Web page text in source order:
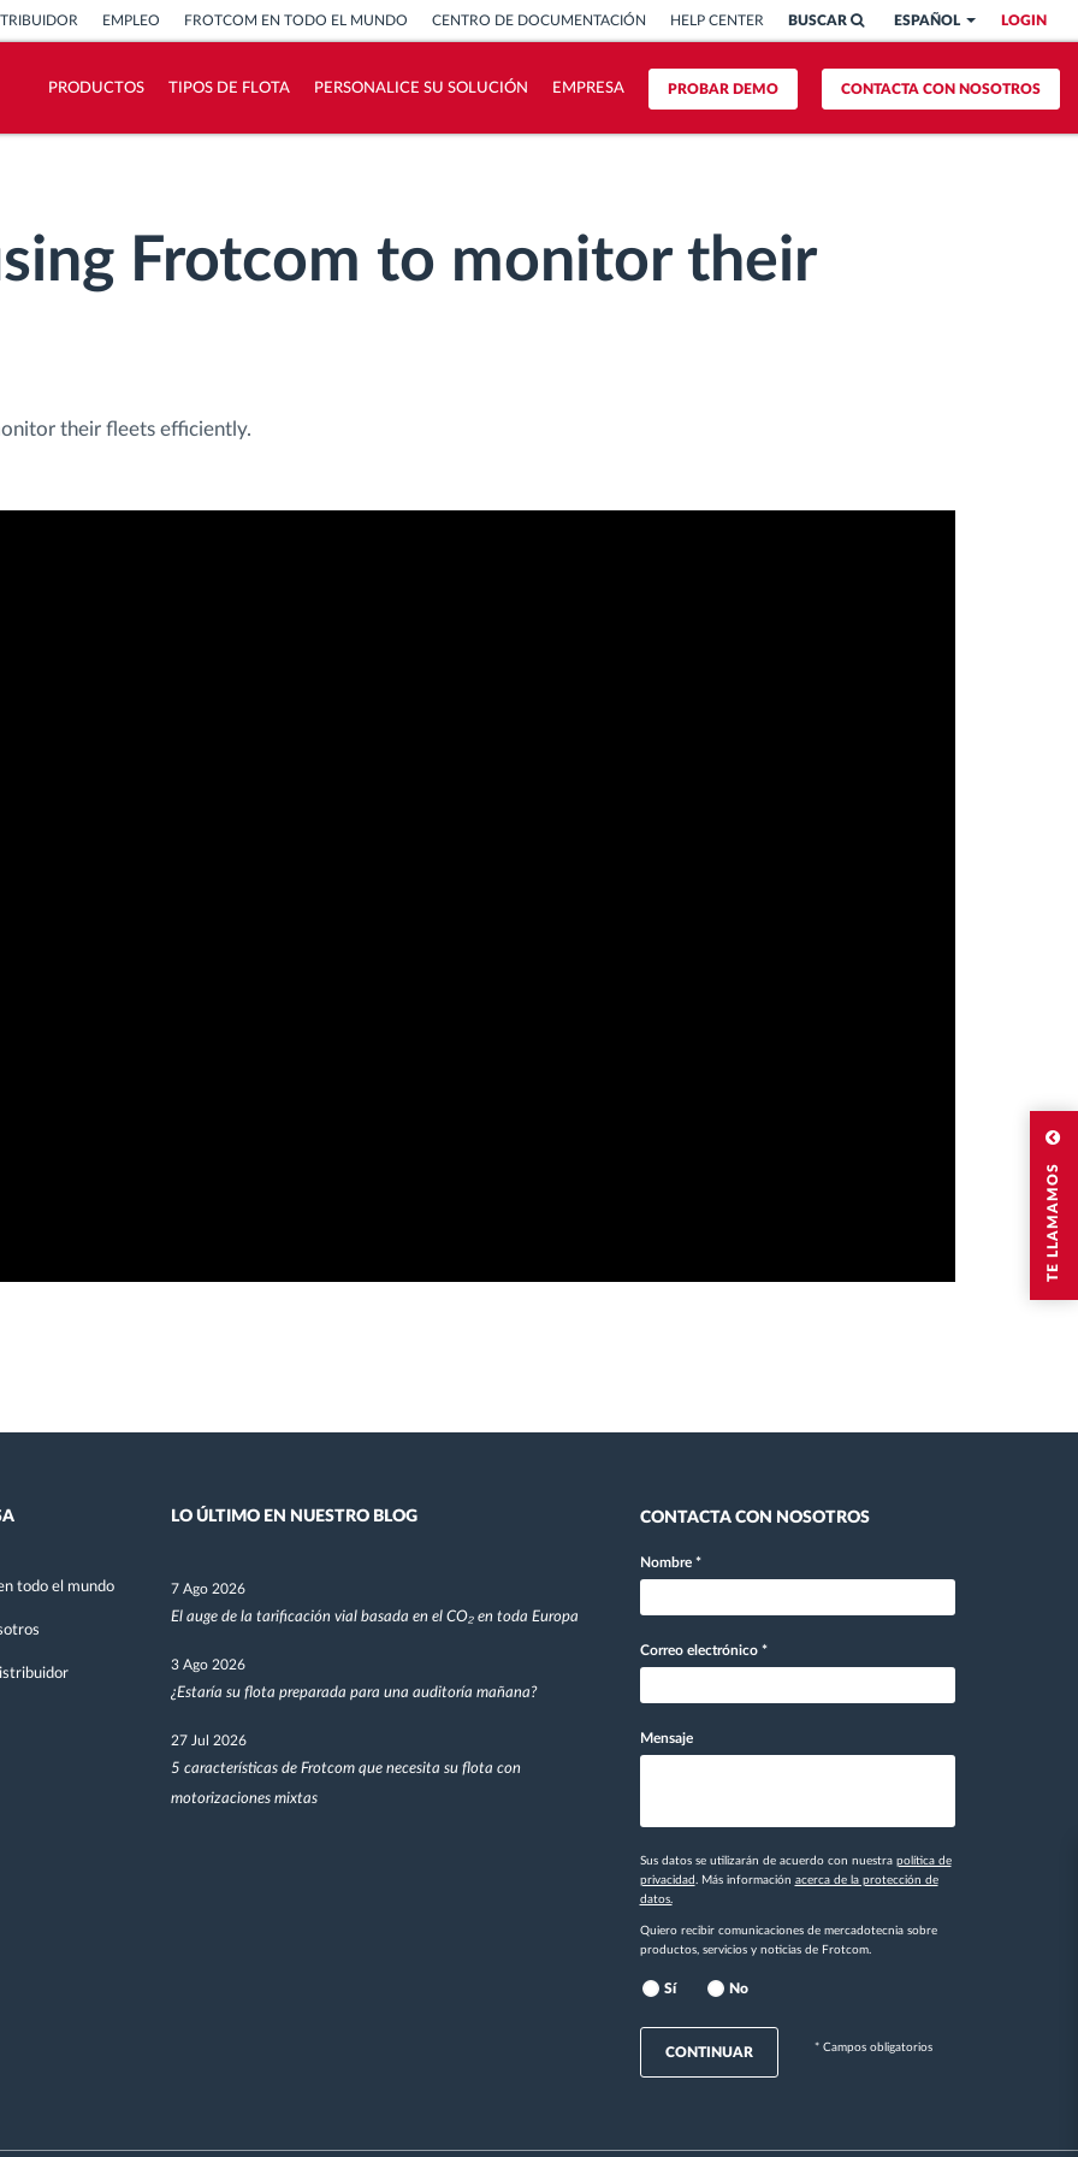
TE LLAMAMOS
LOGIN
ESPAÑOL
BUSCAR
EMPLEO FROTCOM EN TODO EL MUNDO CENTRO DE DOCUMENTACIÓN HELP CENTER
CONTACTA CON NOSOTROS
PROBAR DEMO
PRODUCTOS TIPOS DE FLOTA PERSONALICE SU SOLUCIÓN EMPRESA
Calculadora de ahorro
Frotcom to monitor their
their fleets efficiently.
todo el mundo
LO ÚLTIMO EN NUESTRO BLOG
7 Ago 2026
El auge de la tarificación vial basada en el CO₂ en toda Europa
3 Ago 2026
¿Estaría su flota preparada para una auditoría mañana?
27 Jul 2026
5 características de Frotcom que necesita su flota con
motorizaciones mixtas
CONTACTA CON NOSOTROS
Nombre *
Correo electrónico *
Mensaje
Sus datos se utilizarán de acuerdo con nuestra política de
privacidad . Más información acerca de la protección de
datos.
Quiero recibir comunicaciones de mercadotecnia sobre
productos, servicios y noticias de Frotcom.
Sí No
CONTINUAR * Campos obligatorios